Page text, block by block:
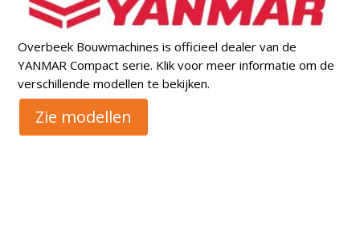
Overbeek Bouwmachines is officieel dealer van de
YANMAR Compact serie. Klik voor meer informatie om de
verschillende modellen te bekijken.
Zie modellen